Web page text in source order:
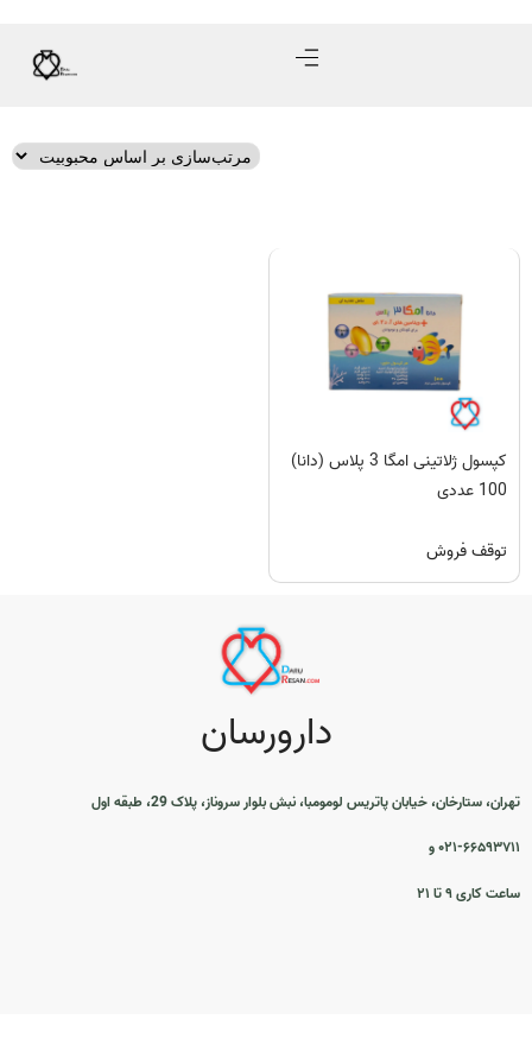
کپسول ژلاتینی امگا 3 پلاس (دانا)
100 عددی
توقف فروش
دارورسان
تهران، ستارخان، خیابان پاتریس لومومبا، نبش بلوار سروناز، پلاک 29، طبقه اول
۰۲۱-۶۶۵۹۳۷۱۱ و
ساعت کاری ۹ تا ۲۱